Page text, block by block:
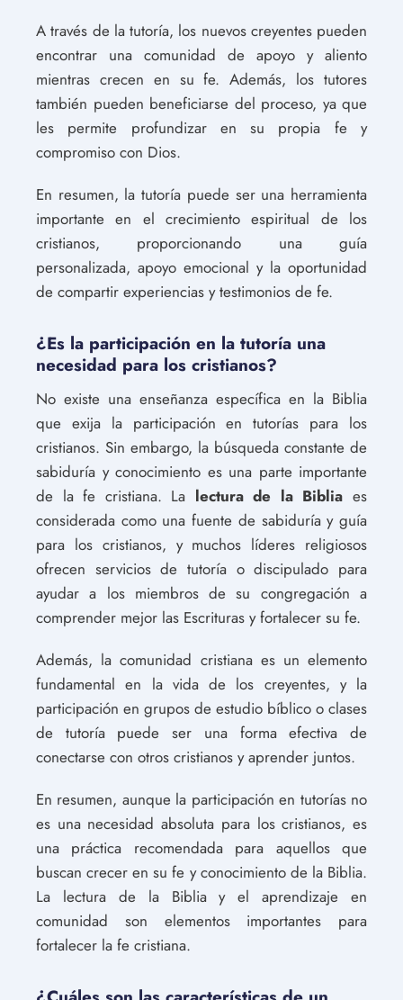
A través de la tutoría, los nuevos creyentes pueden
encontrar una comunidad de apoyo y aliento
mientras crecen en su fe. Además, los tutores
también pueden beneficiarse del proceso, ya que
les permite profundizar en su propia fe y
compromiso con Dios.
En resumen, la tutoría puede ser una herramienta
importante en el crecimiento espiritual de los
cristianos, proporcionando una guía
personalizada, apoyo emocional y la oportunidad
de compartir experiencias y testimonios de fe.
¿Es la participación en la tutoría una
necesidad para los cristianos?
No existe una enseñanza específica en la Biblia
que exija la participación en tutorías para los
cristianos. Sin embargo, la búsqueda constante de
sabiduría y conocimiento es una parte importante
de la fe cristiana. La lectura de la Biblia es
considerada como una fuente de sabiduría y guía
para los cristianos, y muchos líderes religiosos
ofrecen servicios de tutoría o discipulado para
ayudar a los miembros de su congregación a
comprender mejor las Escrituras y fortalecer su fe.
Además, la comunidad cristiana es un elemento
fundamental en la vida de los creyentes, y la
participación en grupos de estudio bíblico o clases
de tutoría puede ser una forma efectiva de
conectarse con otros cristianos y aprender juntos.
En resumen, aunque la participación en tutorías no
es una necesidad absoluta para los cristianos, es
una práctica recomendada para aquellos que
buscan crecer en su fe y conocimiento de la Biblia.
La lectura de la Biblia y el aprendizaje en
comunidad son elementos importantes para
fortalecer la fe cristiana.